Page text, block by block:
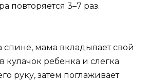
повторяется 3–7 раз.
мама вкладывает свой
кулачок ребенка и слегка
руку, затем поглаживает